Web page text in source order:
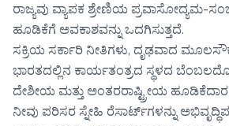
ರಾಜ್ಯವು ವ್ಯಾಪಕ ಶ್ರೇಣಿಯ ಪ್ರವಾಸೋದ್ಯಮ-
ಹೂಡಿಕೆಗೆ ಅವಕಾಶವನ್ನು ಒದಗಿಸುತ್ತದೆ.
ಸಕ್ರಿಯ ಸರ್ಕಾರಿ ನೀತಿಗಳು, ದೃಢವಾದ
ಭಾರತದಲ್ಲಿನ ಕಾರ್ಯತಂತ್ರದ ಸ್ಥಳದ
ದೇಶೀಯ ಮತ್ತು ಅಂತರರಾಷ್ಟ್ರೀಯ
ನೀವು ಪರಿಸರ ಸ್ನೇಹಿ ರೆಸಾರ್ಟ್‌ಗಳನ್ನು